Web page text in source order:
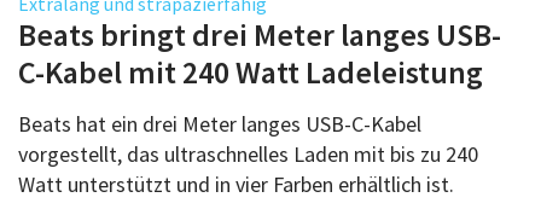
Beats bringt drei Meter langes USB-
C-Kabel mit 240 Watt Ladeleistung
Beats hat ein drei Meter langes USB-C-Kabel
vorgestellt, das ultraschnelles Laden mit bis zu 240
Watt unterstützt und in vier Farben erhältlich ist.